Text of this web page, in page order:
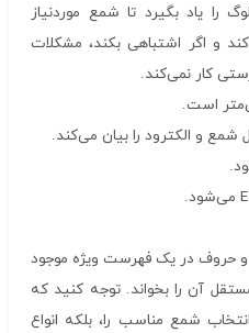
را یاد بگیرد تا شمع موردنیاز
و اگر اشتباهی بکند، مشکلات
کار نمی‌کند.
و الکترود را بیان می‌کند.
حروف در یک فهرست ویژه موجود
آن را بخواند. توجه کنید که
شمع مناسب را، بلکه انواع